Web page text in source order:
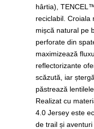
hârtia),
reciclabil. Croiala
mișcă natural pe
perforate din
maximizează
reflectorizante
scăzută, iar
păstrează
Realizat cu
4.0 Jersey este
de trail și